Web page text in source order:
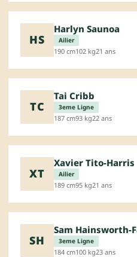
HS
Harlyn Saunoa
Ailier
190 cm102 kg21 ans
TC
Tai Cribb
3eme Ligne
187 cm93 kg22 ans
XT
Xavier Tito-Harris
Ailier
189 cm95 kg21 ans
SH
Sam Hainsworth-
3eme Ligne
184 cm100 kg23 ans